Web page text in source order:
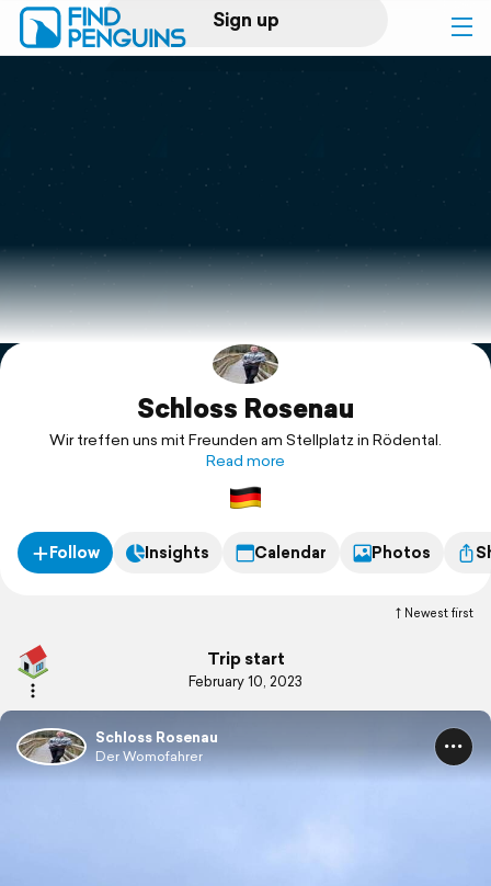
Sign up
Log in
Print a book
Flyover video
Explore
SupportSchloss Rosenau
Wir treffen uns mit Freunden am Stellplatz in Rödental.
Read more
Follow Insights Calendar Photos
Newest first
Trip start
February 10, 2023
Schloss Rosenau
Der Womofahrer